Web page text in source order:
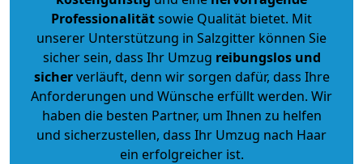
Professionalitätsowie Qualität bietet. Mit
unserer Unterstützung in Salzgitter können Sie
sicher sein, dass Ihr Umzug reibungslos und
sicherverläuft, denn wir sorgen dafür, dass Ihre
Anforderungen und Wünsche erfüllt werden. Wir
haben die besten Partner, um Ihnen zu helfen
und sicherzustellen, dass Ihr Umzug nach Haar
ein erfolgreicher ist.